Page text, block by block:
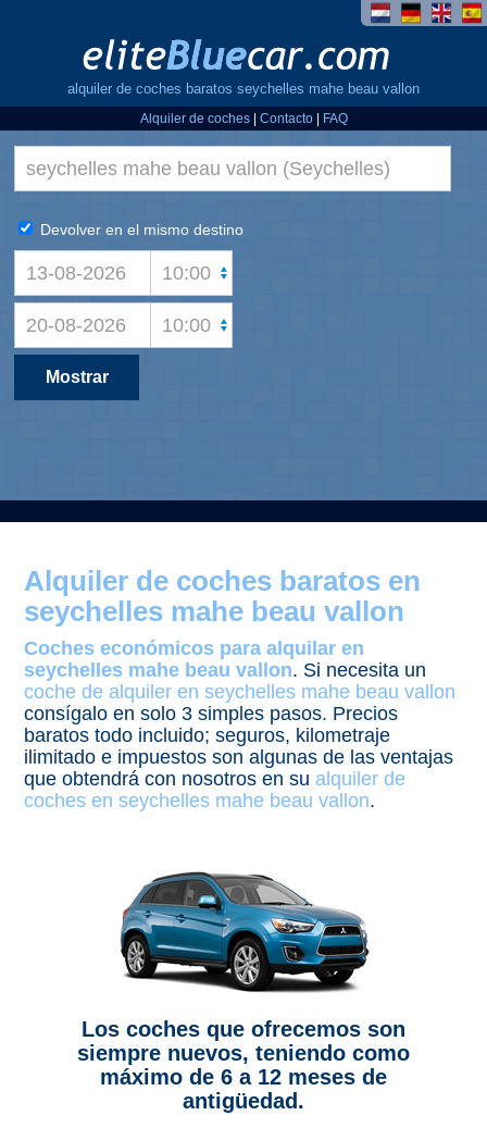
alquiler de coches baratos seychelles mahe beau vallon
Alquiler de coches| Contacto| FAQ
Alquiler de coches baratos en
seychelles mahe beau vallon
Coches económicos para alquilar en
seychelles mahe beau vallon. Si necesita un
coche de alquiler en seychelles mahe beau vallon
consígalo en solo 3 simples pasos. Precios
baratos todo incluido; seguros, kilometraje
ilimitado e impuestos son algunas de las ventajas
que obtendrá con nosotros en su alquiler de
coches en seychelles mahe beau vallon.
Los coches que ofrecemos son
siempre nuevos, teniendo como
máximo de 6 a 12 meses de
antigüedad.
Devolver en el mismo destino